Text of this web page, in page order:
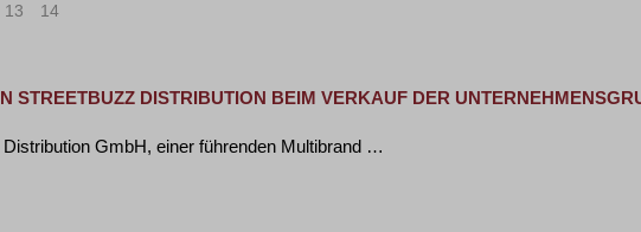
13 14
STREETBUZZ DISTRIBUTION BEIM VERKAUF DER
GmbH, einer führenden Multibrand …